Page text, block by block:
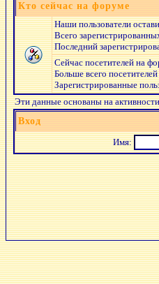
Кто сейчас на форуме
Наши пользователи
Всего
Последний
Сейчас посетителей на
Больше всего
Зарегистрированные
Эти данные основаны на
Вход
Имя: